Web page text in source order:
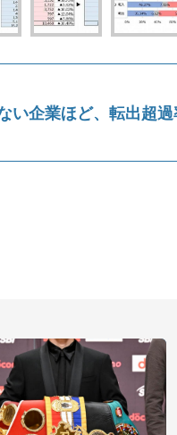
企業ほど、転出超過